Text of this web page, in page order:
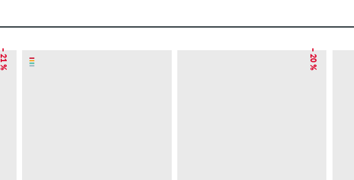
– 21 % – 20 %